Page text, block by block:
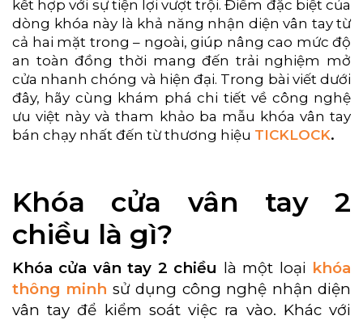
kết hợp với sự tiện lợi vượt trội. Điểm đặc biệt của
dòng khóa này là khả năng nhận diện vân tay từ
cả hai mặt trong – ngoài, giúp nâng cao mức độ
an toàn đồng thời mang đến trải nghiệm mở
cửa nhanh chóng và hiện đại. Trong bài viết dưới
đây, hãy cùng khám phá chi tiết về công nghệ
ưu việt này và tham khảo ba mẫu khóa vân tay
bán chạy nhất đến từ thương hiệu TICKLOCK.
Khóa cửa vân tay 2
chiều là gì?
Khóa cửa vân tay 2 chiều là một loại khóa
thông minh sử dụng công nghệ nhận diện
vân tay để kiểm soát việc ra vào. Khác với